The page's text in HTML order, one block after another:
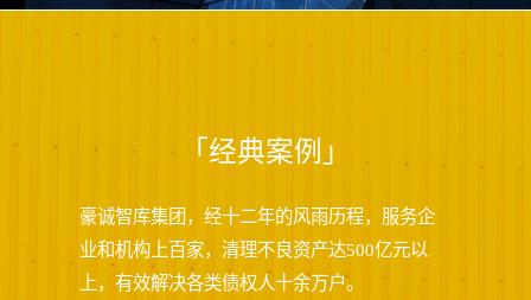
「经典案例」
豪诚智库集团，经十二年的风雨历程，服务企
业和机构上百家，清理不良资产达500亿元以
上，有效解决各类债权人十余万户。